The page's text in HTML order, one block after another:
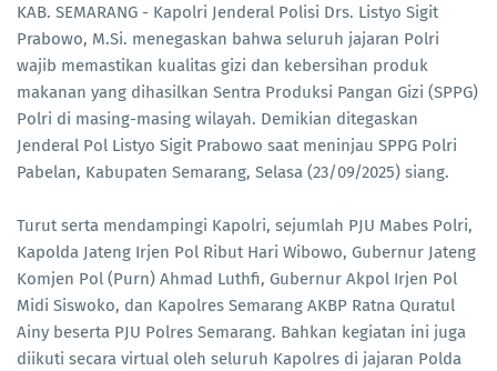
KAB. SEMARANG - Kapolri Jenderal Polisi Drs. Listyo Sigit
Prabowo, M.Si. menegaskan bahwa seluruh jajaran Polri
wajib memastikan kualitas gizi dan kebersihan produk
makanan yang dihasilkan Sentra Produksi Pangan Gizi (SPPG)
Polri di masing-masing wilayah. Demikian ditegaskan
Jenderal Pol Listyo Sigit Prabowo saat meninjau SPPG Polri
Pabelan, Kabupaten Semarang, Selasa (23/09/2025) siang.
Turut serta mendampingi Kapolri, sejumlah PJU Mabes Polri,
Kapolda Jateng Irjen Pol Ribut Hari Wibowo, Gubernur Jateng
Komjen Pol (Purn) Ahmad Luthfi, Gubernur Akpol Irjen Pol
Midi Siswoko, dan Kapolres Semarang AKBP Ratna Quratul
Ainy beserta PJU Polres Semarang. Bahkan kegiatan ini juga
diikuti secara virtual oleh seluruh Kapolres di jajaran Polda